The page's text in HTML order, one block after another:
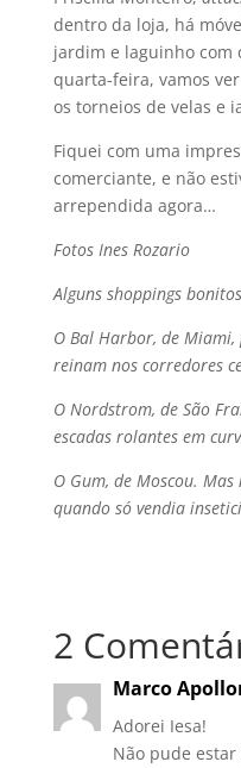
dentro da loja, há
jardim e laguinho com
quarta-feira, vamos
os torneios de velas e
Fiquei com uma
comerciante, e não
arrependida agora…
Fotos Ines Rozario
Alguns shoppings bonitos
O Bal Harbor, de
reinam nos corredores
O Nordstrom, de São
escadas rolantes em
O Gum, de Moscou.
quando só vendia
2
Marco
Adorei Iesa!
Não pude